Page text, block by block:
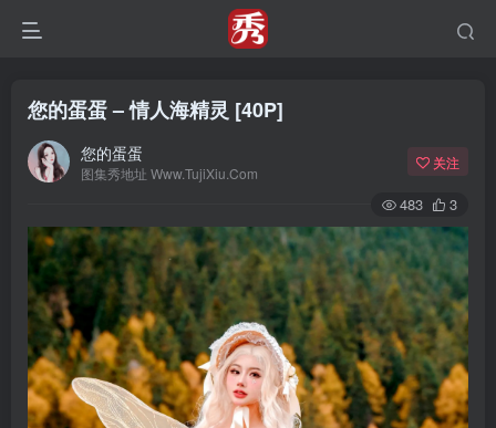
您的蛋蛋 – 情人海精灵 [40P]
您的蛋蛋
图集秀地址 Www.TujiXiu.Com
关注
483 3